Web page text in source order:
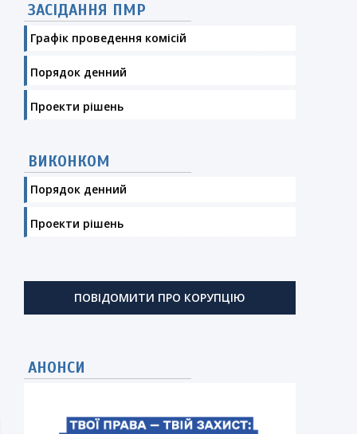
ЗАСІДАННЯ ПМР
Графік проведення комісій
Порядок денний
Проекти рішень
ВИКОНКОМ
Порядок денний
Проекти рішень
ПОВІДОМИТИ ПРО КОРУПЦІЮ
АНОНСИ